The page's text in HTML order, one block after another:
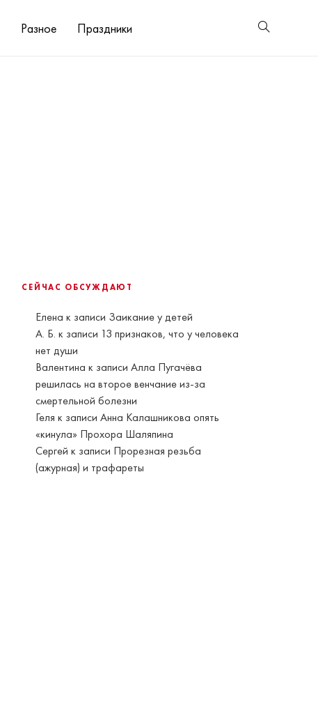
Разное Праздники
СЕЙЧАС ОБСУЖДАЮТ
Елена к записи Заикание у детей
А. Б. к записи 13 признаков, что у человека
нет души
Валентина к записиАлла Пугачёва
решилась на второе венчание из-за
смертельной болезни
Геля к записиАнна Калашникова опять
«кинула» Прохора Шаляпина
Сергей к записи Прорезная резьба
(ажурная) и трафареты